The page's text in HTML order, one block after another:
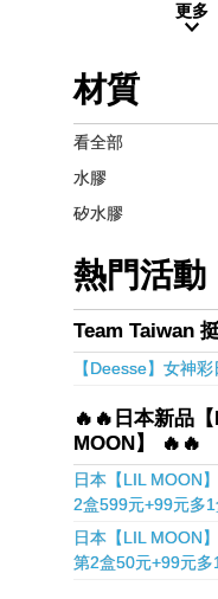
更多
材質
看全部
水膠
矽水膠
熱門活動
Team Taiwan
【Deesse】女神
🔥🔥日本新品
MOON】 🔥🔥
日本【LIL MOON
2盒599元+99元多1
日本【LIL MOON
第2盒50元+99元多